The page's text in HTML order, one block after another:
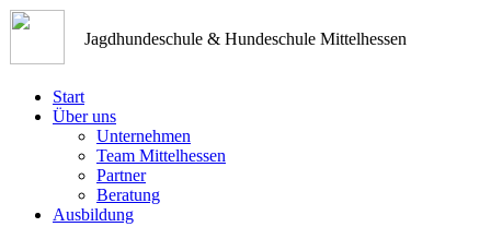
Jagdhundeschule & Hundeschule Mittelhessen
Start
Über uns
Unternehmen
Team Mittelhessen
Partner
Beratung
Ausbildung